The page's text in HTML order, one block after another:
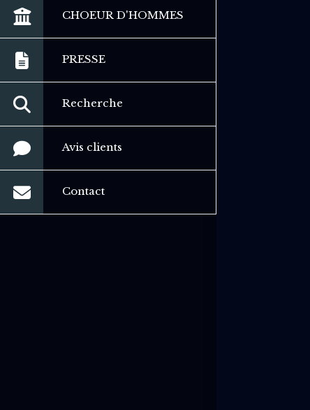
CHOEUR D'HOMMES
PRESSE
Recherche
Avis clients
Contact